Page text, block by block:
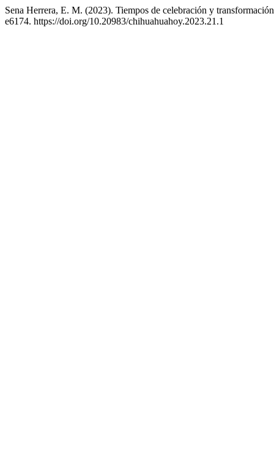
Sena Herrera, E. M. (2023). Tiempos de celebración y
e6174. https://doi.org/10.20983/chihuahuahoy.2023.21.1